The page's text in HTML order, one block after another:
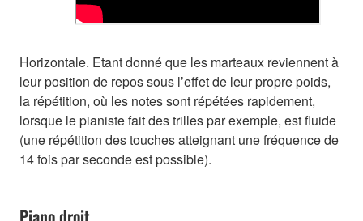
Horizontale. Etant donné que les marteaux reviennent à
leur position de repos sous l’effet de leur propre poids,
la répétition, où les notes sont répétées rapidement,
lorsque le pianiste fait des trilles par exemple, est fluide
(une répétition des touches atteignant une fréquence de
14 fois par seconde est possible).
Piano droit